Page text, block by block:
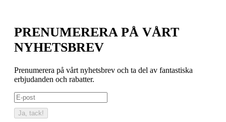
PRENUMERERA PÅ VÅRT
NYHETSBREV
Prenumerera på vårt nyhetsbrev och ta del av fantastiska
erbjudanden och rabatter.
Ja, tack!